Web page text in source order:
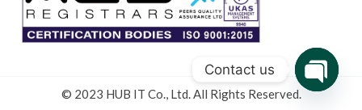
© 2023 HUB IT Co., Ltd. All Rights Reserved.
Contact us
Open